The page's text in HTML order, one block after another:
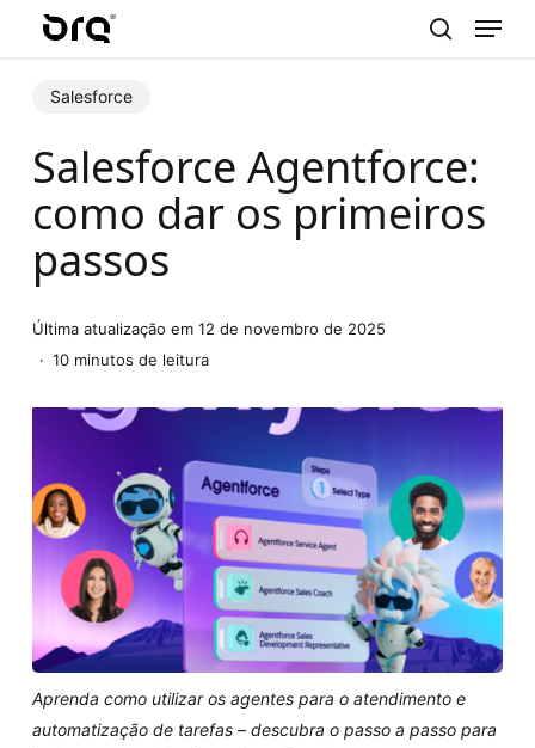
content
Menu
Salesforce
Salesforce Agentforce:
como dar os primeiros
passos
Última atualização em 12 de novembro de 2025
10 minutos de leitura
Aprenda como utilizar os agentes para o atendimento e
automatização de tarefas – descubra o passo a passo para